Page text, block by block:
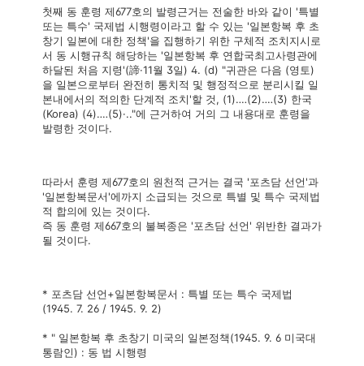
첫째 동 훈령 제677호의 발령근거는 전술한 바와 같이 '특별
또는 특수' 국제법 시행령이라고 할 수 있는 '일본항복 후 초
창기 일본에 대한 정책'을 집행하기 위한 구체적 조치지시로
서 동 시행규칙 해당하는 '일본항복 후 연합국최고사령관에
하달된 처음 지령'(諦·11월 3일) 4. (d) "귀관은 다음 (영토)
을 일본으로부터 완전히 통치적 및 행정적으로 분리시킬 일
본내에서의 적의한 단계적 조치'할 것, (1)‥‥(2)‥‥(3) 한국
(Korea) (4)‥‥(5)·.."에 근거하여 거의 그 내용대로 훈령을
발령한 것이다.
따라서 훈령 제677호의 원천적 근거는 결국 '포츠담 선언'과
'일본항복문서'에까지 소급되는 것으로 특별 및 특수 국제법
적 합의에 있는 것이다.
즉 동 훈령 제667호의 불복종은 '포츠담 선언' 위반한 결과가
될 것이다.
* 포츠담 선언+일본항복문서 : 특별 또는 특수 국제법
(1945. 7. 26 / 1945. 9. 2)
* " 일본항복 후 초창기 미국의 일본정책(1945. 9. 6 미국대
통람인) : 동 법 시행령